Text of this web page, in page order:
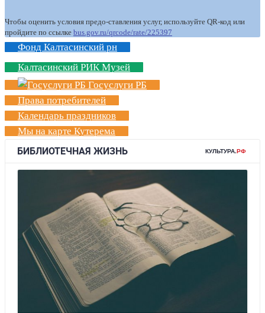
Чтобы оценить условия предо-ставления услуг, используйте QR-код или
пройдите по ссылке bus.gov.ru/qrcode/rate/225397
Фонд Калтасинский рн
Калтасинский РИК Музей
Госуслуги РБ
Права потребителей
Календарь праздников
Мы на карте Кутерема